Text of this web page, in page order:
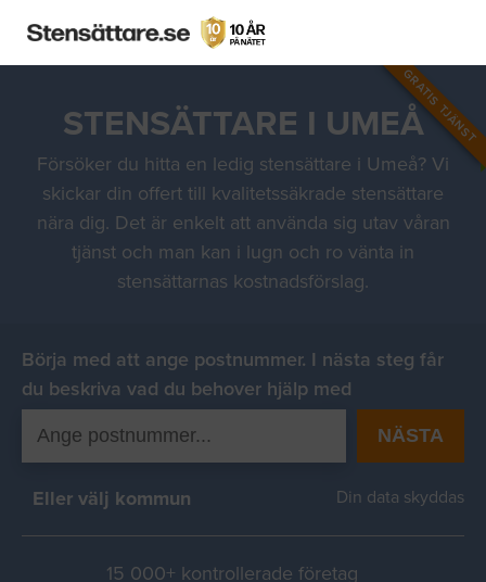
GRATIS TJÄNST
STENSÄTTARE I UMEÅ
Försöker du hitta en ledig stensättare i Umeå? Vi
skickar din offert till kvalitetssäkrade stensättare
nära dig. Det är enkelt att använda sig utav våran
tjänst och man kan i lugn och ro vänta in
stensättarnas kostnadsförslag.
Börja med att ange postnummer. I nästa steg får
du beskriva vad du behover hjälp med
NÄSTA
Eller välj kommun Din data skyddas
15 000+ kontrollerade företag